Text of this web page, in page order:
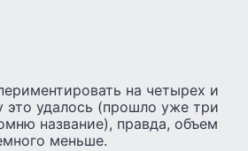
на четырех и
это удалось (прошло уже три
название), правда, объем
меньше.